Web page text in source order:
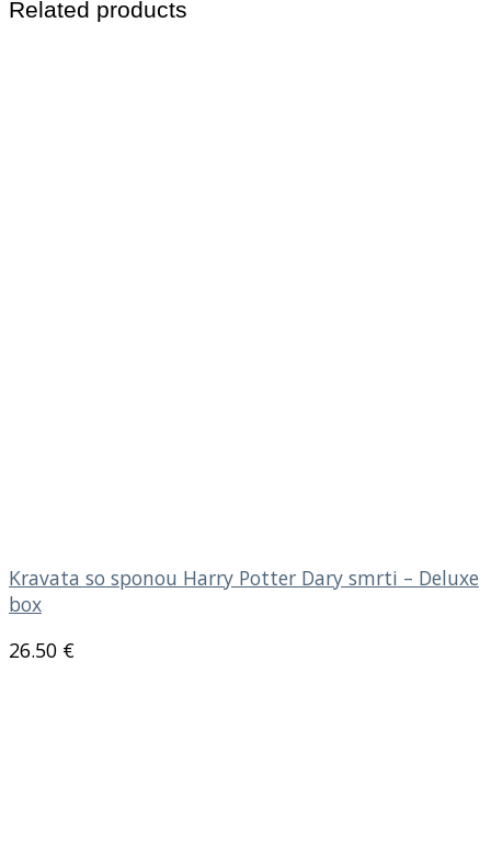
Related products
Kravata so sponou Harry Potter Dary smrti – Deluxe
box
26.50 €